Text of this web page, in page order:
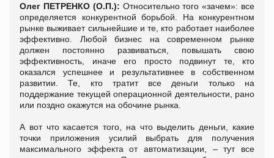
Олег ПЕТРЕНКО (О.П.): Относительно того «зачем»: все
определяется конкурентной борьбой. На конкурентном
рынке выживает сильнейшие и те, кто работает наиболее
эффективно. Любой бизнес на современном рынке
должен постоянно развиваться, повышать свою
эффективность, иначе его просто подвинут те, кто
оказался успешнее и результативнее в собственном
развитии. Те, кто тратит все деньги только на
поддержание текущей операционной деятельности, рано
или поздно окажутся на обочине рынка.
А вот что касается того, на что выделить деньги, какие
точки приложения усилий выбрать для получения
максимального эффекта от автоматизации, – тут все